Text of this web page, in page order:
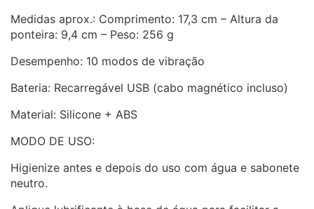
Medidas aprox.: Comprimento: 17,3 cm – Altura da
ponteira: 9,4 cm – Peso: 256 g
Desempenho: 10 modos de vibração
Bateria: Recarregável USB (cabo magnético incluso)
Material: Silicone + ABS
MODO DE USO:
Higienize antes e depois do uso com água e sabonete
neutro.